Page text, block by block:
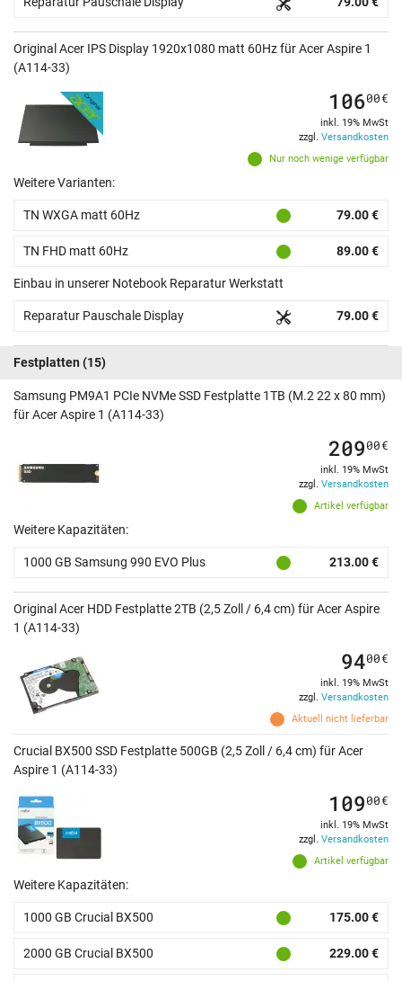
Original Acer IPS Display 1920x1080 matt 60Hz für Acer Aspire 1
(A114-33)
Nur noch wenige verfügbar
10600€
inkl. 19% MwSt
zzgl. Versandkosten
Weitere Varianten:
TN WXGA matt 60Hz 79.00 €
TN FHD matt 60Hz 89.00 €
Einbau in unserer Notebook Reparatur Werkstatt
Reparatur Pauschale Display 79.00 €
Festplatten (15)
Samsung PM9A1 PCIe NVMe SSD Festplatte 1TB (M.2 22 x 80 mm)
für Acer Aspire 1 (A114-33)
Artikel verfügbar
20900€
inkl. 19% MwSt
zzgl. Versandkosten
Weitere Kapazitäten:
1000 GB Samsung 990 EVO Plus 213.00 €
Original Acer HDD Festplatte 2TB (2,5 Zoll / 6,4 cm) für Acer Aspire
1 (A114-33)
Aktuell nicht lieferbar
9400€
inkl. 19% MwSt
zzgl. Versandkosten
Crucial BX500 SSD Festplatte 500GB (2,5 Zoll / 6,4 cm) für Acer
Aspire 1 (A114-33)
Artikel verfügbar
10900€
inkl. 19% MwSt
zzgl. Versandkosten
Weitere Kapazitäten:
1000 GB Crucial BX500 175.00 €
2000 GB Crucial BX500 229.00 €